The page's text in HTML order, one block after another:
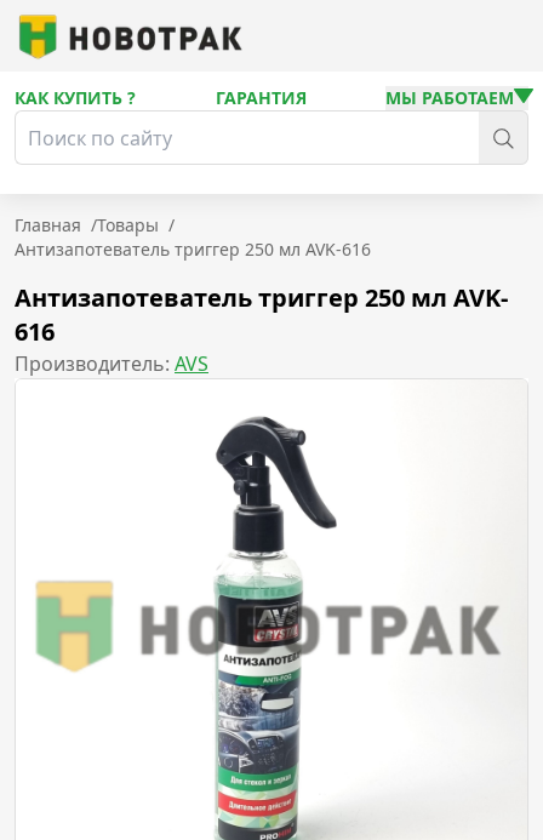
КАК КУПИТЬ ? ГАРАНТИЯ МЫ РАБОТАЕМ
Главная /Товары /
Антизапотеватель триггер 250 мл AVK-616
Антизапотеватель триггер 250 мл AVK-
616
Производитель: AVS